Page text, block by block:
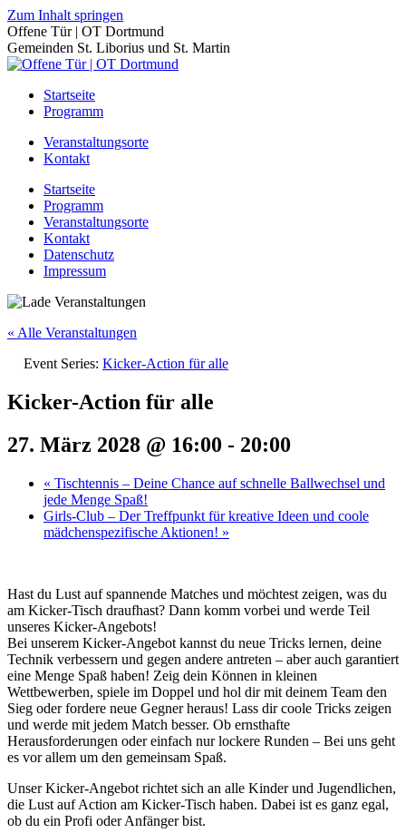
Zum Inhalt springen
Offene Tür | OT Dortmund
Gemeinden St. Liborius und St. Martin
Startseite
Programm
Veranstaltungsorte
Kontakt
Startseite
Programm
Veranstaltungsorte
Kontakt
Datenschutz
Impressum
« Alle Veranstaltungen
Event Series: Kicker-Action für alle
Kicker-Action für alle
27. März 2028 @ 16:00 - 20:00
« Tischtennis – Deine Chance auf schnelle Ballwechsel und
jede Menge Spaß!
Girls-Club – Der Treffpunkt für kreative Ideen und coole
mädchenspezifische Aktionen! »
Hast du Lust auf spannende Matches und möchtest zeigen, was du
am Kicker-Tisch draufhast? Dann komm vorbei und werde Teil
unseres Kicker-Angebots!
Bei unserem Kicker-Angebot kannst du neue Tricks lernen, deine
Technik verbessern und gegen andere antreten – aber auch garantiert
eine Menge Spaß haben! Zeig dein Können in kleinen
Wettbewerben, spiele im Doppel und hol dir mit deinem Team den
Sieg oder fordere neue Gegner heraus! Lass dir coole Tricks zeigen
und werde mit jedem Match besser. Ob ernsthafte
Herausforderungen oder einfach nur lockere Runden – Bei uns geht
es vor allem um den gemeinsam Spaß.
Unser Kicker-Angebot richtet sich an alle Kinder und Jugendlichen,
die Lust auf Action am Kicker-Tisch haben. Dabei ist es ganz egal,
ob du ein Profi oder Anfänger bist.